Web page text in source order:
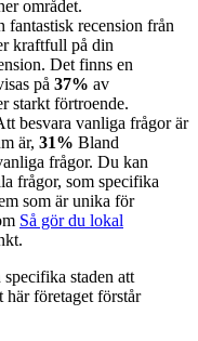
området.
fantastisk recension från
kraftfull på din
Det finns en
på 37% av
starkt förtroende.
besvara vanliga frågor är
är, 31% Bland
frågor. Du kan
frågor, som specifika
som är unika för
Så gör du lokal
staden att
här företaget förstår